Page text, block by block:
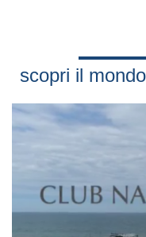
scopri il